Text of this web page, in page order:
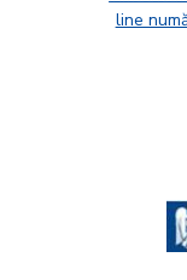
line